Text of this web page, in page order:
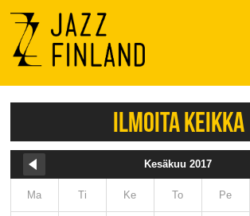
Menu
ILMOITA KEIKKA
Kesäkuu 2017
Ma Ti Ke To Pe